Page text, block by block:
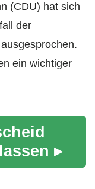
(CDU) hat sich
der
ein wichtiger
▸